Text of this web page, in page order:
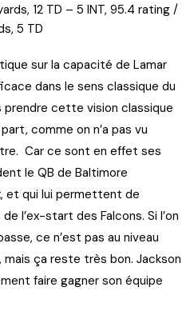
12 TD – 5 INT, 95.4 rating /
5 TD
sur la capacité de Lamar
dans le sens classique du
prendre cette vision classique
comme on n’a pas vu
Car ce sont en effet ses
le QB de Baltimore
et qui lui permettent de
l’ex-start des Falcons. Si l’on
ce n’est pas au niveau
mais ça reste très bon. Jackson
faire gagner son équipe